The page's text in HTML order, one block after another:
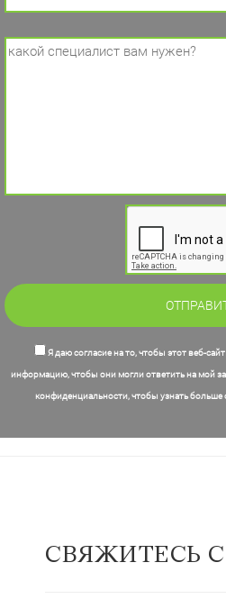
Я даю согласие на то, чтобы этот веб-
информацию, чтобы они могли ответить на мой
конфиденциальности, чтобы узнать
СВЯЖИТЕСЬ